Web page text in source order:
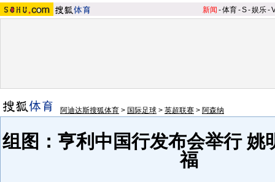
新闻 -体育-S-娱乐-
阿迪达斯搜狐体育 > 国际足球 > 英超联赛 > 阿森纳
组图：亨利中国行发布会举行 姚
福